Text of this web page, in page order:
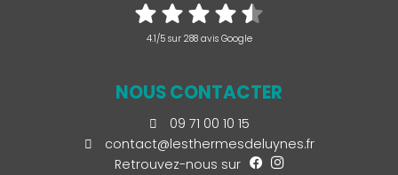
4.1/5 sur 288 avis Google
NOUS CONTACTER
09 71 00 10 15
contact@lesthermesdeluynes.fr
Retrouvez-nous sur